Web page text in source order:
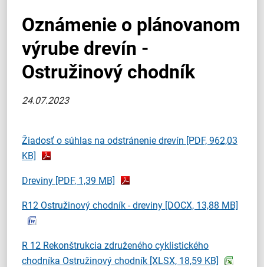
Oznámenie o plánovanom
výrube drevín -
Ostružinový chodník
24.07.2023
Žiadosť o súhlas na odstránenie drevín [PDF, 962,03
KB]
Dreviny [PDF, 1,39 MB]
R12 Ostružinový chodník - dreviny [DOCX, 13,88 MB]
R 12 Rekonštrukcia združeného cyklistického
chodníka Ostružinový chodník [XLSX, 18,59 KB]